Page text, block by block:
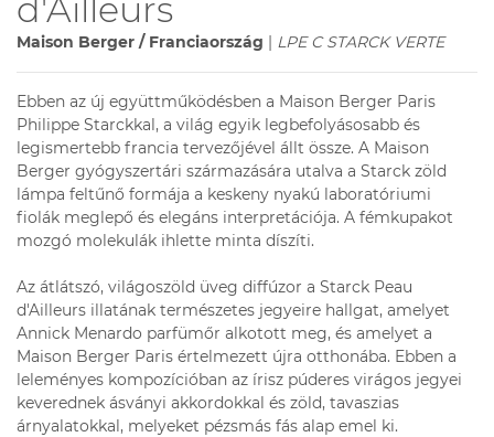
d'Ailleurs
Maison Berger / Franciaország | LPE C STARCK VERTE
Ebben az új együttműködésben a Maison Berger Paris
Philippe Starckkal, a világ egyik legbefolyásosabb és
legismertebb francia tervezőjével állt össze. A Maison
Berger gyógyszertári származására utalva a Starck zöld
lámpa feltűnő formája a keskeny nyakú laboratóriumi
fiolák meglepő és elegáns interpretációja. A fémkupakot
mozgó molekulák ihlette minta díszíti.
Az átlátszó, világoszöld üveg diffúzor a Starck Peau
d'Ailleurs illatának természetes jegyeire hallgat, amelyet
Annick Menardo parfümőr alkotott meg, és amelyet a
Maison Berger Paris értelmezett újra otthonába. Ebben a
leleményes kompozícióban az írisz púderes virágos jegyei
keverednek ásványi akkordokkal és zöld, tavaszias
árnyalatokkal, melyeket pézsmás fás alap emel ki.